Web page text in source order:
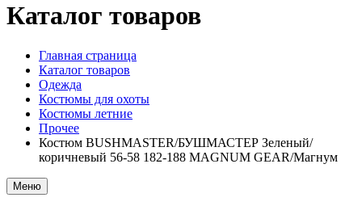
Каталог товаров
Главная страница
Каталог товаров
Одежда
Костюмы для охоты
Костюмы летние
Прочее
Костюм BUSHMASTER/БУШМАСТЕР Зеленый/
коричневый 56-58 182-188 MAGNUM GEAR/Магнум
Меню